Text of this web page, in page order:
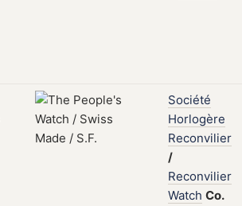
Société
Horlogère
Reconvilier
/
Reconvilier
Watch Co.